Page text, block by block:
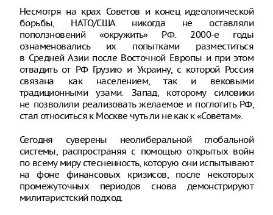
Несмотря на крах Советов и конец идеологической
борьбы, НАТО/США никогда не оставляли
поползновений «окружить» РФ. 2000-е годы
ознаменовались их попытками разместиться
в Средней Азии после Восточной Европы и при этом
отвадить от РФ Грузию и Украину, с которой Россия
связана как населением, так и вековыми
традиционными узами. Запад, которому силовики
не позволили реализовать желаемое и поглотить РФ,
стал относиться к Москве чуть ли не как к «Советам».
Сегодня суверены неолиберальной глобальной
системы, распространяя с помощью открытых войн
по всему миру стесненность, которую они испытывают
на фоне финансовых кризисов, после некоторых
промежуточных периодов снова демонстрируют
милитаристский подход.